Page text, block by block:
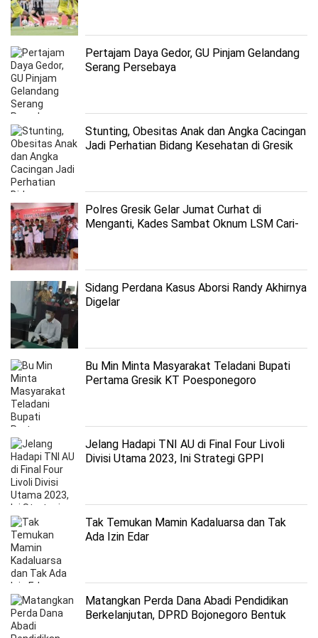
Pertajam Daya Gedor, GU Pinjam Gelandang
Serang Persebaya
Stunting, Obesitas Anak dan Angka Cacingan
Jadi Perhatian Bidang Kesehatan di Gresik
Polres Gresik Gelar Jumat Curhat di
Menganti, Kades Sambat Oknum LSM Cari-
Sidang Perdana Kasus Aborsi Randy Akhirnya
Digelar
Bu Min Minta Masyarakat Teladani Bupati
Pertama Gresik KT Poesponegoro
Jelang Hadapi TNI AU di Final Four Livoli
Divisi Utama 2023, Ini Strategi GPPI
Tak Temukan Mamin Kadaluarsa dan Tak
Ada Izin Edar
Matangkan Perda Dana Abadi Pendidikan
Berkelanjutan, DPRD Bojonegoro Bentuk